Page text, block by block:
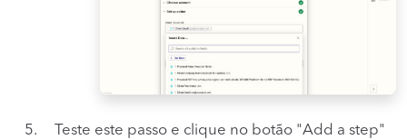
Teste este passo e clique no botão "Add a step"